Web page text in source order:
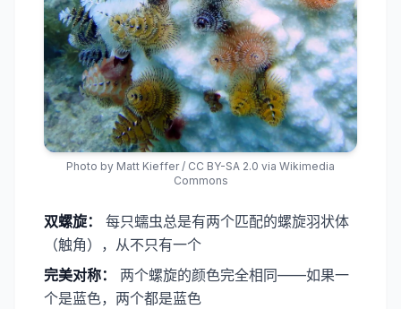
Photo by Matt Kieffer/ CC BY-SA 2.0 via Wikimedia
Commons
双螺旋：
每只蠕虫总是有两个匹配的螺旋羽状体
（触角），从不只有一个
​完美对称：
两个螺旋的颜色完全相同——如果一
个是蓝色，两个都是蓝色